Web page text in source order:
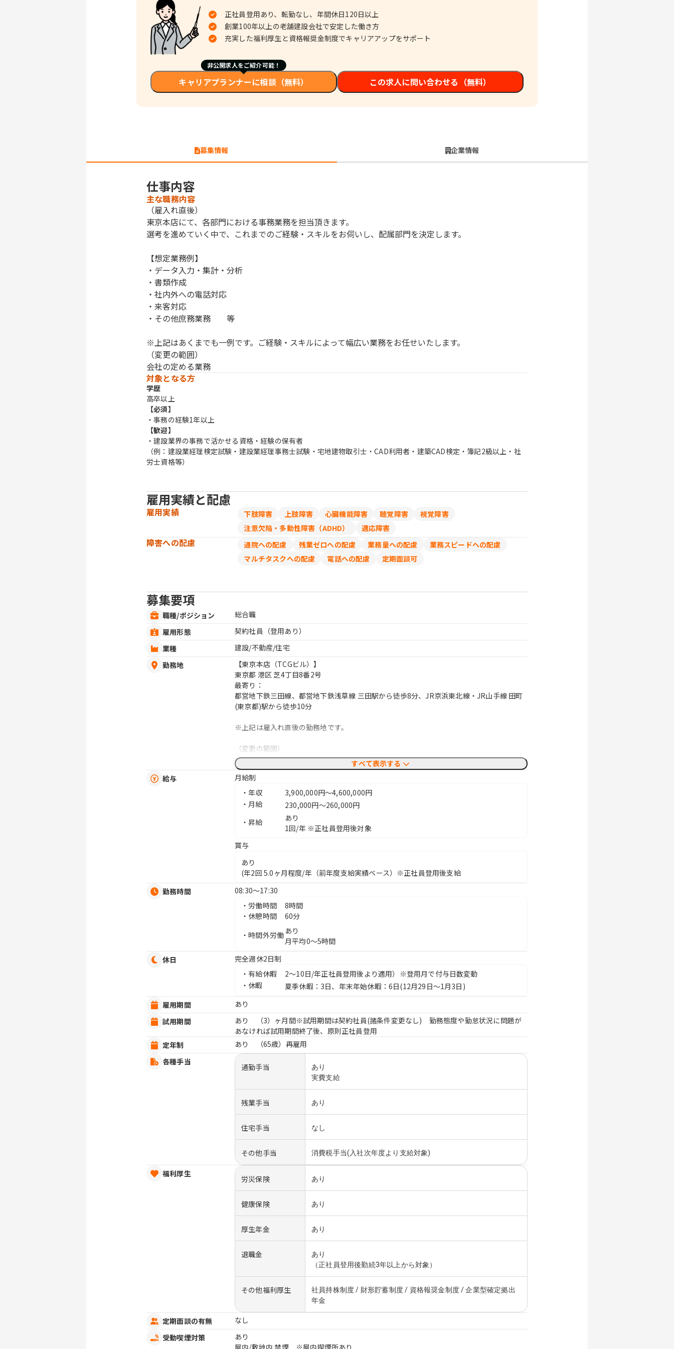
正社員登用あり、転勤なし、年間休日120日以上
創業100年以上の老舗建設会社で安定した働き方
充実した福利厚生と資格報奨金制度でキャリアアップをサポート
非公開求人をご紹介可能！
キャリアプランナーに相談（無料） この求人に問い合わせる（無料）
募集情報 企業情報
仕事内容
主な職務内容
（雇入れ直後）
東京本店にて、各部門における事務業務を担当頂きます。
選考を進めていく中で、これまでのご経験・スキルをお伺いし、配属部門を決定します。
【想定業務例】
・データ入力・集計・分析
・書類作成
・社内外への電話対応
・来客対応
・その他庶務業務 等
※上記はあくまでも一例です。ご経験・スキルによって幅広い業務をお任せいたします。
（変更の範囲）
会社の定める業務
対象となる方
学歴
高卒以上
【必須】
・事務の経験1年以上
【歓迎】
・建設業界の事務で活かせる資格・経験の保有者
（例：建設業経理検定試験・建設業経理事務士試験・宅地建物取引士・CAD利用者・建築CAD検定・簿記2級以上・社
労士資格等）
雇用実績と配慮
雇用実績 下肢障害 上肢障害 心臓機能障害 聴覚障害
視覚障害
注意欠陥・多動性障害（ADHD）
適応障害
障害への配慮 通院への配慮 残業ゼロへの配慮 業務量への配慮
業務スピードへの配慮
マルチタスクへの配慮
電話への配慮 定期面談可
募集要項
職種/ポジション
総合職
雇用形態
契約社員（登用あり）
業種
建設/不動産/住宅
勤務地
【東京本店（TCGビル）】
東京都 港区 芝4丁目8番2号
最寄り：
都営地下鉄三田線、都営地下鉄浅草線 三田駅から徒歩8分、JR京浜東北線・JR山手線 田町
(東京都)駅から徒歩10分
※上記は雇入れ直後の勤務地です。
（変更の範囲）
雇入れ直後の勤務地と同じ
最寄駅
すべて表示する
給与
月給制
・年収
3,900,000円〜4,600,000円
・月給
230,000円〜260,000円
・昇給
あり
1回/年 ※正社員登用後対象
賞与
あり
(年2回 5.0ヶ月程度/年（前年度支給実績ベース）※正社員登用後支給
勤務時間
08:30〜17:30
・労働時間
8時間
・休憩時間
60分
・時間外労働 あり
月平均0～5時間
休日
完全週休2日制
・有給休暇
2～10日/年正社員登用後より適用）※登用月で付与日数変動
・休暇
夏季休暇：3日、年末年始休暇：6日(12月29日～1月3日)
雇用期間
あり
試用期間
あり （3）ヶ月間※試用期間は契約社員(諸条件変更なし) 勤務態度や勤怠状況に問題が
あなければ試用期間終了後、原則正社員登用
定年制
あり （65歳）再雇用
各種手当
通勤手当
あり
実費支給
残業手当 あり
住宅手当 なし
その他手当 消費税手当(入社次年度より支給対象)
福利厚生
労災保険 あり
健康保険 あり
厚生年金 あり
退職金
あり
（正社員登用後勤続3年以上から対象）
その他福利厚生
社員持株制度 / 財形貯蓄制度 / 資格報奨金制度 / 企業型確定拠出
年金
定期面談の有無
なし
受動喫煙対策
あり